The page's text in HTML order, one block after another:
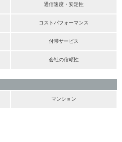
通信速度・安定性
コストパフォーマンス
付帯サービス
会社の信頼性
マンション